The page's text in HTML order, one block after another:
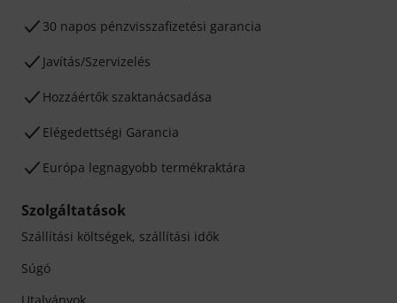
30 napos pénzvisszafizetési garancia
Javítás/Szervizelés
Hozzáértők szaktanácsadása
Elégedettségi Garancia
Európa legnagyobb termékraktára
Szolgáltatások
Szállítási költségek, szállítási idők
Súgó